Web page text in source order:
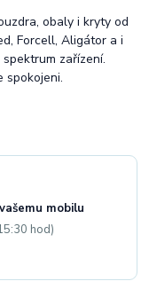
mobilu
hod)
obaly i kryty od
Forcell, Aligátor a i
zařízení.
spokojeni.